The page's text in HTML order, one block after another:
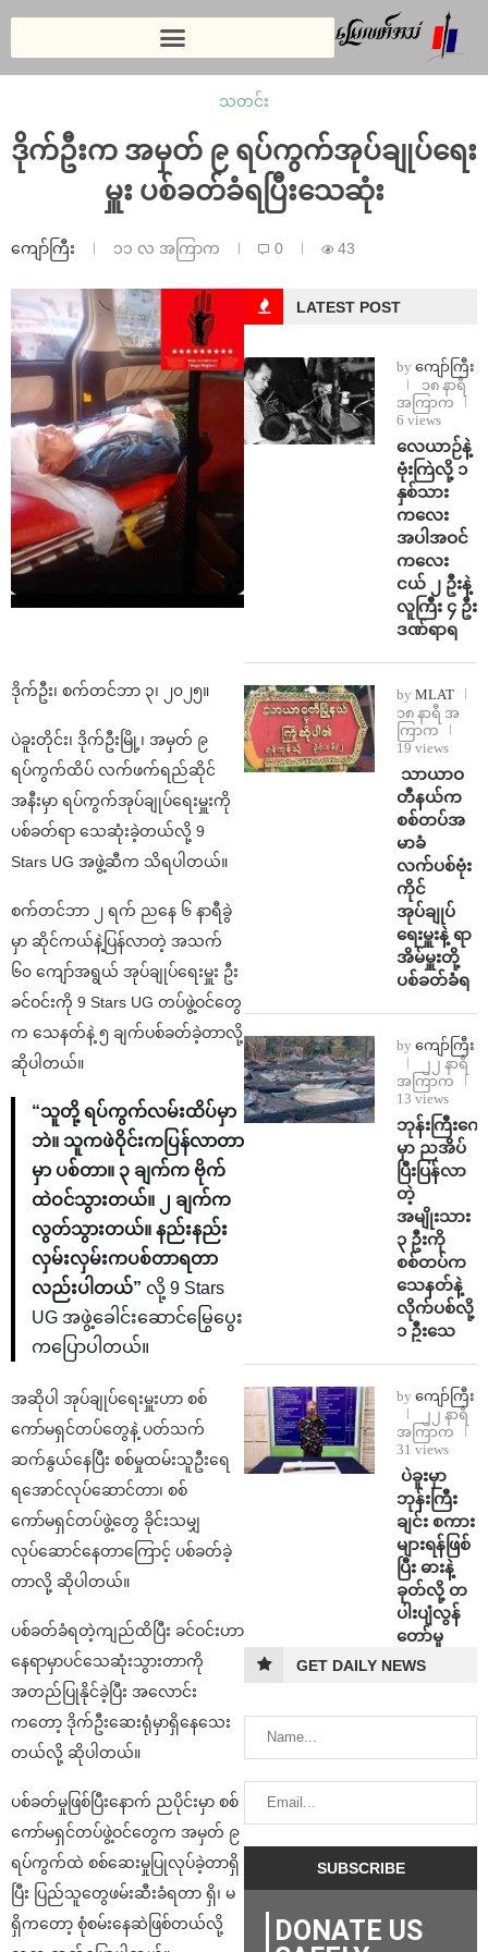
သတင်း
ဒိုက်ဦးက အမှတ် ၉ ရပ်ကွက်အုပ်ချုပ်ရေး
မှူး ပစ်ခတ်ခံရပြီးသေဆုံး
ကျော်ကြီး ၁၁ လ အကြာက 0 43
ဒိုက်ဦး၊ စက်တင်ဘာ ၃၊ ၂၀၂၅။
ပဲခူးတိုင်း၊ ဒိုက်ဦးမြို့၊ အမှတ် ၉
ရပ်ကွက်ထိပ် လက်ဖက်ရည်ဆိုင်
အနီးမှာ ရပ်ကွက်အုပ်ချုပ်ရေးမှူးကို
ပစ်ခတ်ရာ သေဆုံးခဲ့တယ်လို့ 9
Stars UG အဖွဲ့ဆီက သိရပါတယ်။
စက်တင်ဘာ ၂ ရက် ညနေ ၆ နာရီခွဲ
မှာ ဆိုင်ကယ်နဲ့ပြန်လာတဲ့ အသက်
၆၀ ကျော်အရွယ် အုပ်ချုပ်ရေးမှူး ဦး
ခင်ဝင်းကို 9 Stars UG တပ်ဖွဲ့ဝင်တွေ
က သေနတ်နဲ့ ၅ ချက်ပစ်ခတ်ခဲ့တာလို့
ဆိုပါတယ်။
“သူတို့ ရပ်ကွက်လမ်းထိပ်မှာ
ဘဲ။ သူကဖဲဝိုင်းကပြန်လာတာ
မှာ ပစ်တာ။ ၃ ချက်က ဗိုက်
ထဲဝင်သွားတယ်။ ၂ ချက်က
လွတ်သွားတယ်။ နည်းနည်း
လှမ်းလှမ်းကပစ်တာရတာ
လည်းပါတယ်” လို့ 9 Stars
UG အဖွဲ့ခေါင်းဆောင်မြွေပွေး
ကပြောပါတယ်။
အဆိုပါ အုပ်ချုပ်ရေးမှူးဟာ စစ်
ကော်မရှင်တပ်တွေနဲ့ ပတ်သက်
ဆက်နွယ်နေပြီး စစ်မှုထမ်းသူဦးရေ
ရအောင်လုပ်ဆောင်တာ၊ စစ်
ကော်မရှင်တပ်ဖွဲ့တွေ ခိုင်းသမျှ
လုပ်ဆောင်နေတာကြောင့် ပစ်ခတ်ခဲ့
တာလို့ ဆိုပါတယ်။
ပစ်ခတ်ခံရတဲ့ကျည်ထိပြီး ခင်ဝင်းဟာ
နေရာမှာပင်သေဆုံးသွားတာကို
အတည်ပြုနိုင်ခဲ့ပြီး အလောင်း
ကတော့ ဒိုက်ဦးဆေးရုံမှာရှိနေသေး
တယ်လို့ ဆိုပါတယ်။
ပစ်ခတ်မှုဖြစ်ပြီးနောက် ညပိုင်းမှာ စစ်
ကော်မရှင်တပ်ဖွဲ့ဝင်တွေက အမှတ် ၉
ရပ်ကွက်ထဲ စစ်ဆေးမှုပြုလုပ်ခဲ့တာရှိ
ပြီး ပြည်သူတွေဖမ်းဆီးခံရတာ ရှိ၊ မ
ရှိကတော့ စုံစမ်းနေဆဲဖြစ်တယ်လို့
LATEST POST
by ကျော်ကြီး
၁၈ နာရီ
အကြာက
6 views
⁨လေယာဉ်နဲ့
ဗုံးကြဲလို့ ၁
နှစ်သား
ကလေး
အပါအဝင်
ကလေး
ငယ် ၂ ဦးနဲ့
လူကြီး ၄ ဦး
ဒဏ်ရာရ
by MLAT
၁၈ နာရီ အ
ကြာက
19 views
⁩ ⁨သာယာဝ
တီနယ်က
စစ်တပ်အ
မာခံ
လက်ပစ်ဗုံး
ကိုင်
အုပ်ချုပ်
ရေးမှူးနဲ့ ရာ
အိမ်မှူးတို့
ပစ်ခတ်ခံရ
by ကျော်ကြီး
၂၂ နာရီ
အကြာက
13 views
ဘုန်းကြီးကျ
မှာ ညအိပ်
ပြီးပြန်လာ
တဲ့
အမျိုးသား
၃ ဦးကို
စစ်တပ်က
သေနတ်နဲ့
လိုက်ပစ်လို့
၁ ဦးသေ
by ကျော်ကြီး
၂၂ နာရီ
အကြာက
31 views
⁩ ⁨ပဲခူးမှာ
ဘုန်းကြီး
ချင်း စကား
များရန်ဖြစ်
ပြီး ဓားနဲ့
ခုတ်လို့ တ
ပါးပျံလွန်
တော်မူ
GET DAILY NEWS
DONATE US